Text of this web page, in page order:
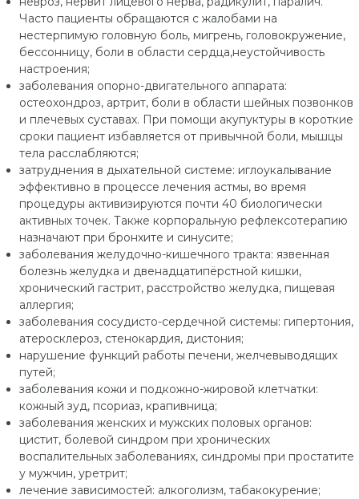
Часто пациенты обращаются с жалобами на
нестерпимую головную боль, мигрень, головокружение,
бессонницу, боли в области сердца,неустойчивость
настроения;
заболевания опорно-двигательного аппарата:
остеохондроз, артрит, боли в области шейных позвонков
и плечевых суставах. При помощи акупуктуры в короткие
сроки пациент избавляется от привычной боли, мышцы
тела расслабляются;
затруднения в дыхательной системе: иглоукалывание
эффективно в процессе лечения астмы, во время
процедуры активизируются почти 40 биологически
активных точек. Также корпоральную рефлексотерапию
назначают при бронхите и синусите;
заболевания желудочно-кишечного тракта: язвенная
болезнь желудка и двенадцатипёрстной кишки,
хронический гастрит, расстройство желудка, пищевая
аллергия;
заболевания сосудисто-сердечной системы: гипертония,
атеросклероз, стенокардия, дистония;
нарушение функций работы печени, желчевыводящих
путей;
заболевания кожи и подкожно-жировой клетчатки:
кожный зуд, псориаз, крапивница;
заболевания женских и мужских половых органов:
цистит, болевой синдром при хронических
воспалительных заболеваниях, синдромы при простатите
у мужчин, уретрит;
лечение зависимостей: алкоголизм, табакокурение;